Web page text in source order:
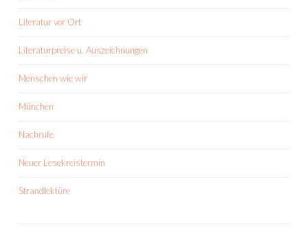
Literatur vor Ort
Literaturpreise u. Auszeichnungen
Menschen wie wir
München
Nachrufe
Neuer Lesekreistermin
Strandlektüre